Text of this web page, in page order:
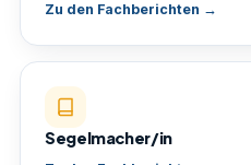
Zu den Fachberichten →
Segelmacher/in